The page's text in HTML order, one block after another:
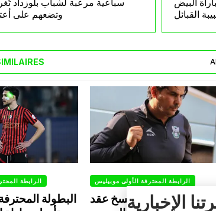
وتضعهم على
القبائل
الرابطة
البطولة
الرابطة المحترفة الأولى موبيليس
شباب قسنطينة يفسخ عقد